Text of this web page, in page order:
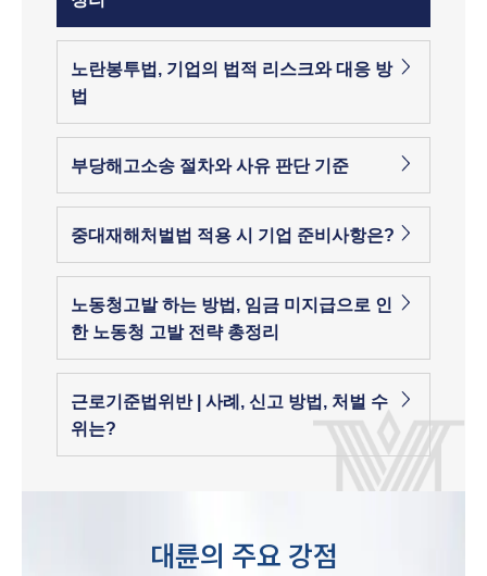
노란봉투법, 기업의 법적 리스크와 대응 방
법
부당해고소송 절차와 사유 판단 기준
중대재해처벌법 적용 시 기업 준비사항은?
노동청고발 하는 방법, 임금 미지급으로 인
한 노동청 고발 전략 총정리
근로기준법위반 | 사례, 신고 방법, 처벌 수
위는?
대륜의 주요 강점